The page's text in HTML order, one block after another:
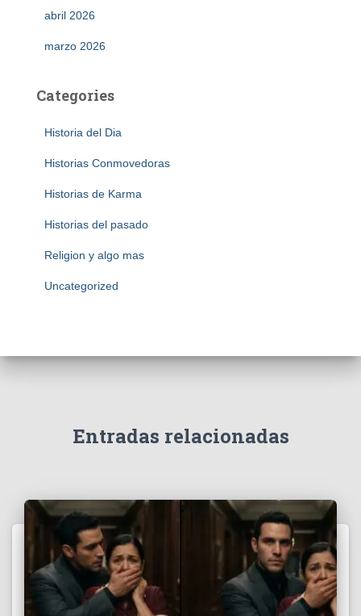
abril 2026
marzo 2026
Categories
Historia del Dia
Historias Conmovedoras
Historias de Karma
Historias del pasado
Religion y algo mas
Uncategorized
Entradas relacionadas